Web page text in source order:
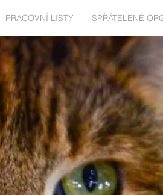
PRACOVNÍ LISTY SPŘÁTELENÉ